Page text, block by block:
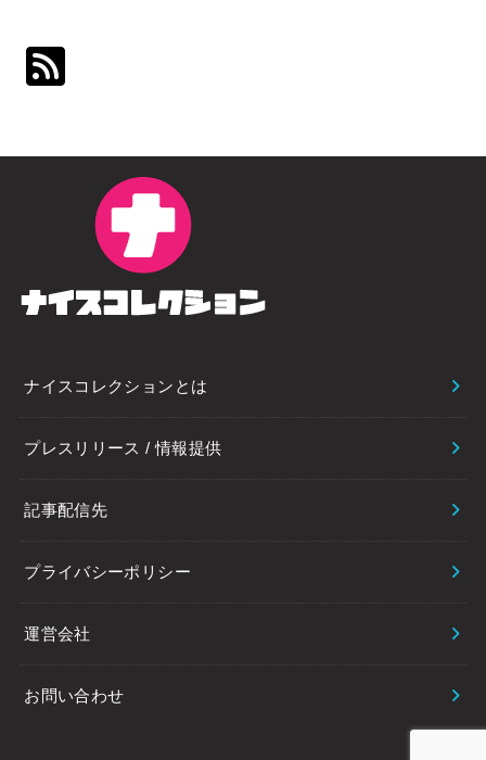
ナイスコレクションとは
プレスリリース / 情報提供
記事配信先
プライバシーポリシー
運営会社
お問い合わせ